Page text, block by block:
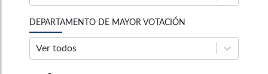
DEPARTAMENTO DE MAYOR VOTACIÓN
Ver todos